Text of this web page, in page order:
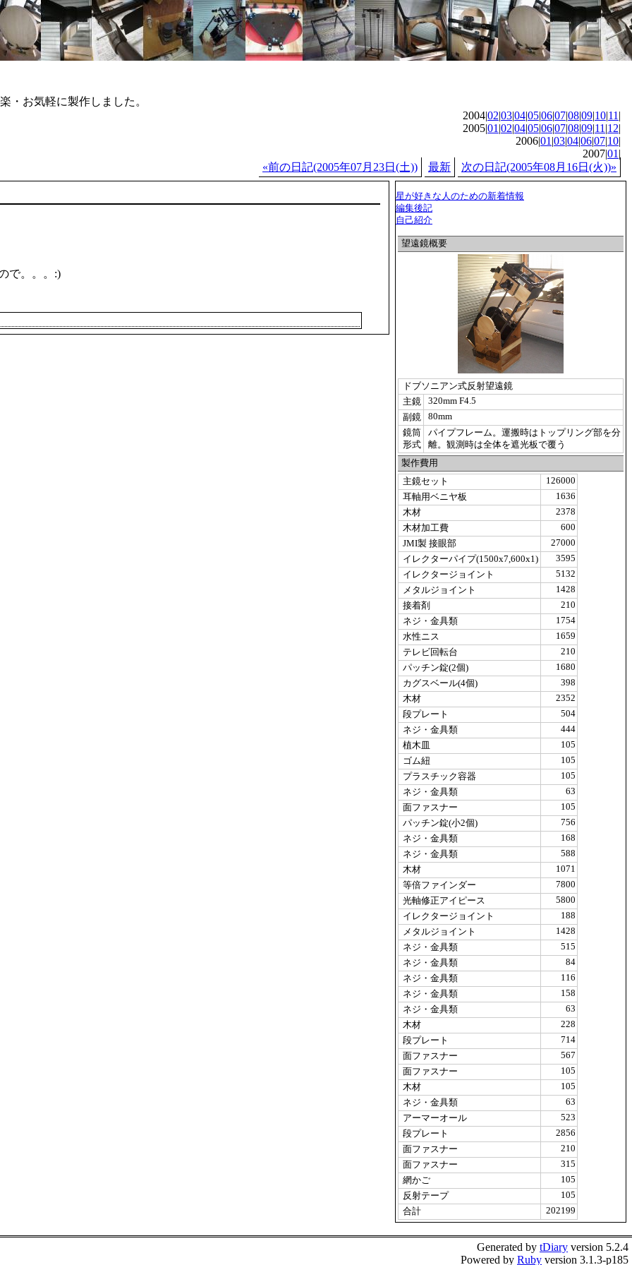
・お気軽に製作しました。
2004|02|03|04|05|06|07|08|09|10|11 |
2005|01 |02|04|05|06|07|08|09|11 |12|
2006|01 |03|04|06|07|10|
2007|01 |
«前の日記(2005年07月23日(土))
最新 次の日記(2005年08月16日(火))»
で。。。:)
星が好きな人のための新着情報
編集後記
自己紹介
望遠鏡概要
ドブソニアン式反射望遠鏡
主鏡
320mm F4.5
副鏡
80mm
鏡筒
形式
パイプフレーム。運搬時はトップリング部を分
離。観測時は全体を遮光板で覆う
製作費用
主鏡セット
126000
耳軸用ベニヤ板
1636
木材
2378
木材加工費
600
JMI製 接眼部
27000
イレクターパイプ(1500x7,600x1)
3595
イレクタージョイント
5132
メタルジョイント
1428
接着剤
210
ネジ・金具類
1754
水性ニス
1659
テレビ回転台
210
パッチン錠(2個)
1680
カグスベール(4個)
398
木材
2352
段プレート
504
ネジ・金具類
444
植木皿
105
ゴム紐
105
プラスチック容器
105
ネジ・金具類
63
面ファスナー
105
パッチン錠(小2個)
756
ネジ・金具類
168
ネジ・金具類
588
木材
1071
等倍ファインダー
7800
光軸修正アイピース
5800
イレクタージョイント
188
メタルジョイント
1428
ネジ・金具類
515
ネジ・金具類
84
ネジ・金具類
116
ネジ・金具類
158
ネジ・金具類
63
木材
228
段プレート
714
面ファスナー
567
面ファスナー
105
木材
105
ネジ・金具類
63
アーマーオール
523
段プレート
2856
面ファスナー
210
面ファスナー
315
網かご
105
反射テープ
105
合計
202199
Generated by tDiary version 5.2.4
Powered by Ruby version 3.1.3-p185